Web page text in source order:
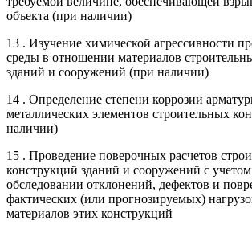
объекта (при наличии)
13 . Изучение химической агрессивности
среды в отношении материалов
зданий и сооружений (при наличии)
14 . Определение степени коррозии
металлических элементов строительных
наличии)
15 . Проведение поверочных расчетов
конструкций зданий и сооружений с
обследовании отклонений, дефектов и
фактических (или прогнозируемых)
материалов этих конструкций